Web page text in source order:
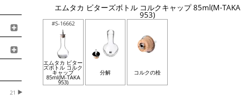
21
エムタカ ビターズボトル コルクキャップ 85ml(M-TAKA
953)
#S-16662
エムタカ ビター
ズボトル コルク
キャップ
85ml(M-TAKA
953)
分解 コルクの栓